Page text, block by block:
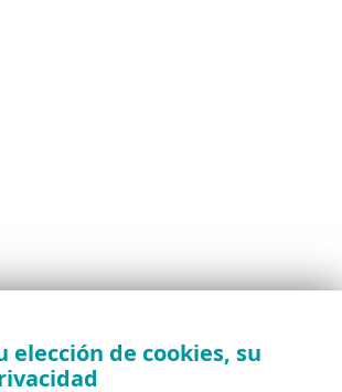
elección de cookies, su